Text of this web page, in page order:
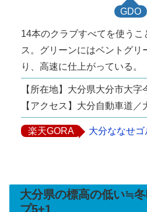
GDO
14本のクラブすべてを使う
ス。グリーンにはベントグリ
り、高速に仕上がっている。
【所在地】大分県大分市大字
【アクセス】大分自動車道
楽天GORA 大分ななせ
大分県の標高の低い≒
プ5+1